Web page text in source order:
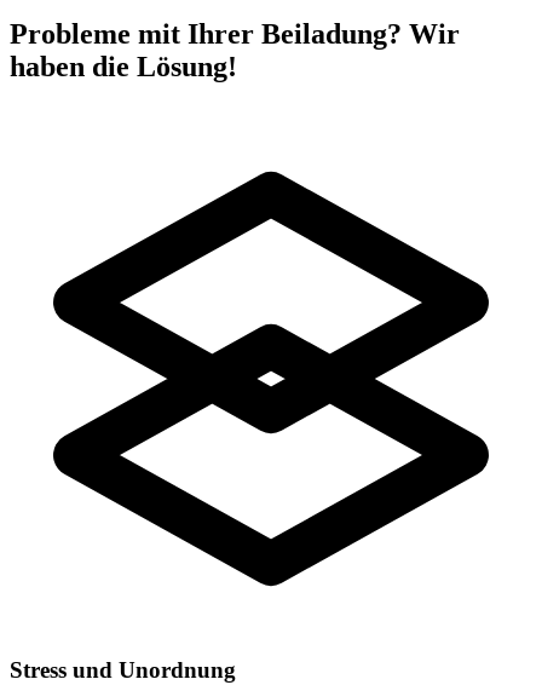
Probleme mit Ihrer Beiladung? Wir
haben die Lösung!
Stress und Unordnung